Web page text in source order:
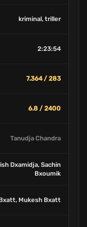
kriminal, triller
2:23:54
7.364 / 283
6.8 / 2400
Tanudja Chandra
Dxamidja, Sachin
Bxoumik
Mukesh Bxatt